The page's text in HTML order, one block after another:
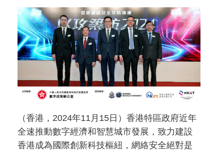
（香港，2024年11月15日）香港特區政府近年
全速推動數字經濟和智慧城市發展，致力建設
香港成為國際創新科技樞紐，網絡安全絕對是